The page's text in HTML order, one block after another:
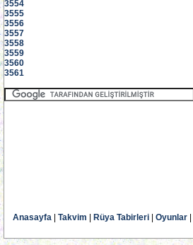
3554
3555
3556
3557
3558
3559
3560
3561
Anasayfa Takvim Rüya Tabirleri Oyunlar